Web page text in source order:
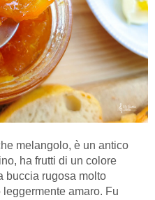
melangolo, è un antico
ha frutti di un colore
buccia rugosa molto
amaro. Fu